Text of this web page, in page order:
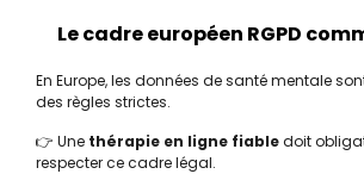
Le cadre européen RGPD
En Europe, les données de santé mentale
des règles strictes.
👉 Une thérapie en ligne fiabledoit
respecter ce cadre légal.